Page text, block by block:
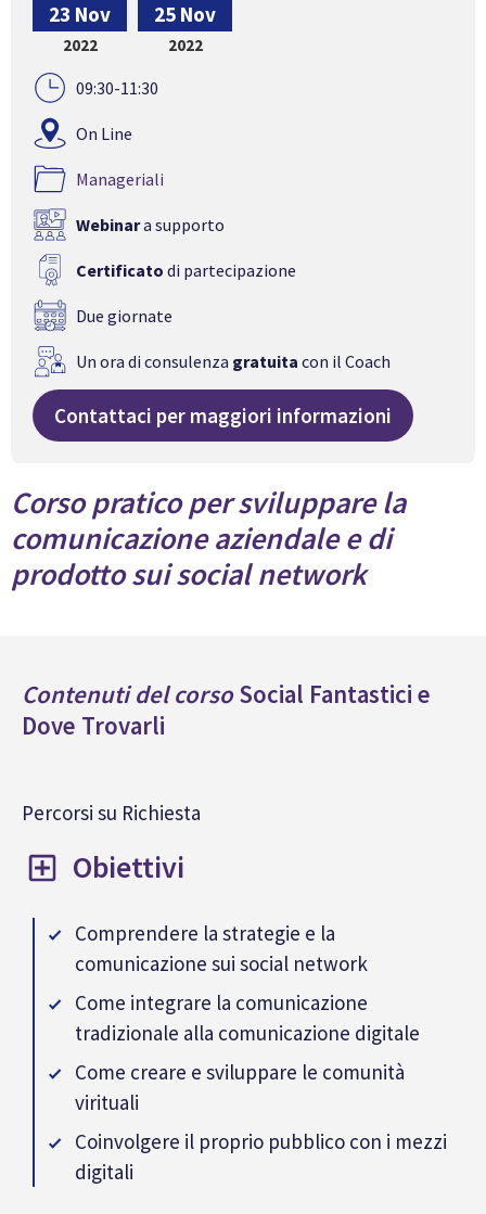
23 Nov
2022
25 Nov
2022
09:30-11:30
On Line
Manageriali
Webinara supporto
Certificato di partecipazione
Due giornate
Un ora di consulenza gratuita con il Coach
Contattaci per maggiori informazioni
Corso pratico per sviluppare la
comunicazione aziendale e di
prodotto sui social network
Contenuti del corso Social Fantastici e
Dove Trovarli
Percorsi su Richiesta
Obiettivi
Comprendere la strategie e la
comunicazione sui social network
Come integrare la comunicazione
tradizionale alla comunicazione digitale
Come creare e sviluppare le comunità
virituali
Coinvolgere il proprio pubblico con i mezzi
digitali